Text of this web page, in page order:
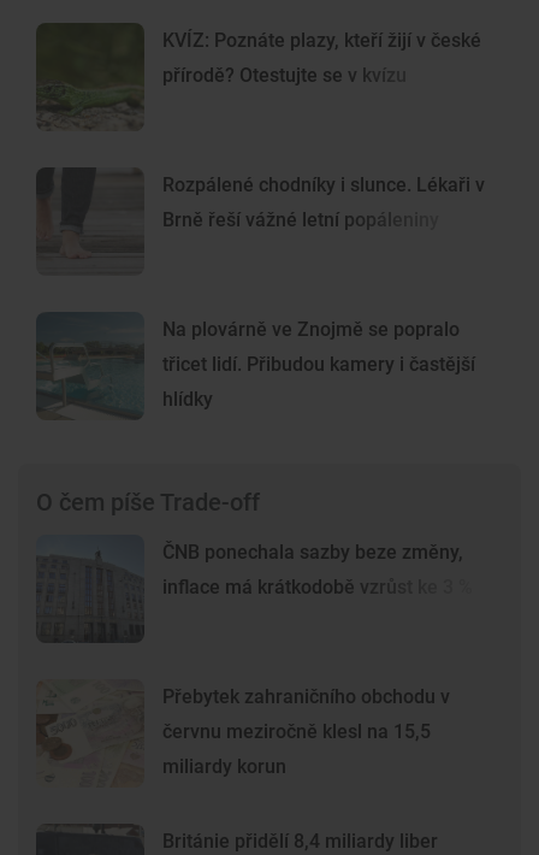
KVÍZ: Poznáte plazy, kteří žijí v české
přírodě? Otestujte se v kvízu
Rozpálené chodníky i slunce. Lékaři v
Brně řeší vážné letní popáleniny
Na plovárně ve Znojmě se popralo
třicet lidí. Přibudou kamery i častější
hlídky
O čem píše Trade-off
ČNB ponechala sazby beze změny,
inflace má krátkodobě vzrůst ke 3 %
Přebytek zahraničního obchodu v
červnu meziročně klesl na 15,5
miliardy korun
Británie přidělí 8,4 miliardy liber